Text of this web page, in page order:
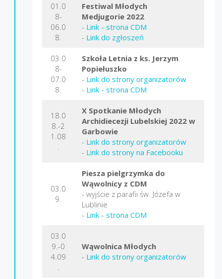
01.0
8-
06.0
8.
Festiwal Młodych
Medjugorie 2022
- Link - strona CDM
- Link do zgłoszeń
03.0
8-
07.0
8.
Szkoła Letnia z ks. Jerzym
Popiełuszko
- Link do strony organizatorów
- Link - strona CDM
18.0
8.-2
1.08
X Spotkanie Młodych
Archidiecezji Lubelskiej 2022 w
Garbowie
- Link do strony organizatorów
- Link do strony na Facebooku
03.0
9.
Piesza pielgrzymka do
Wąwolnicy z CDM
- wyjście z parafii św. Józefa w
Lublinie
- Link - strona CDM
03.0
9.-0
4.09
Wąwolnica Młodych
- Link do strony organizatorów